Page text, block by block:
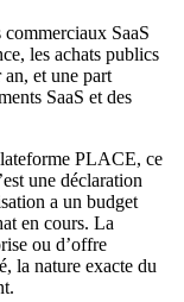
SaaS
les achats publics
et une part
SaaS et des
PLACE, ce
une déclaration
a un budget
en cours. La
ou d’offre
la nature exacte du